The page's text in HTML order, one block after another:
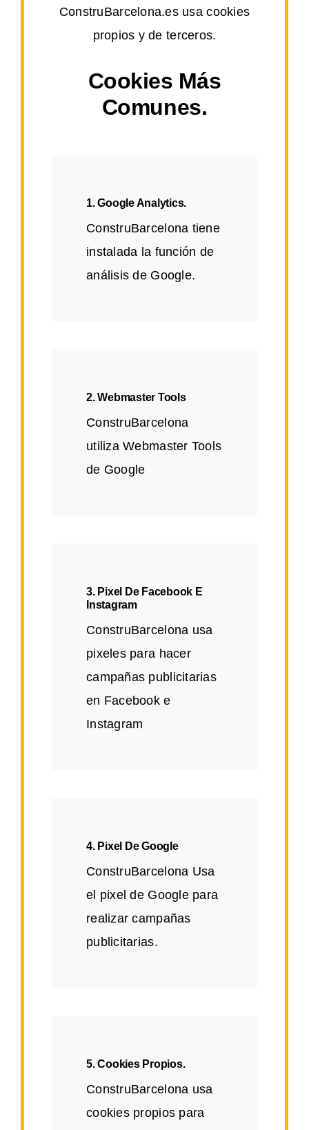
ConstruBarcelona.es usa cookies
propios y de terceros.
Cookies Más
Comunes.
1. Google Analytics.
ConstruBarcelona tiene
instalada la función de
análisis de Google.
2. Webmaster Tools
ConstruBarcelona
utiliza Webmaster Tools
de Google
3. Pixel De Facebook E
Instagram
ConstruBarcelona usa
pixeles para hacer
campañas publicitarias
en Facebook e
Instagram
4. Pixel De Google
ConstruBarcelona Usa
el pixel de Google para
realizar campañas
publicitarias.
5. Cookies Propios.
ConstruBarcelona usa
cookies propios para